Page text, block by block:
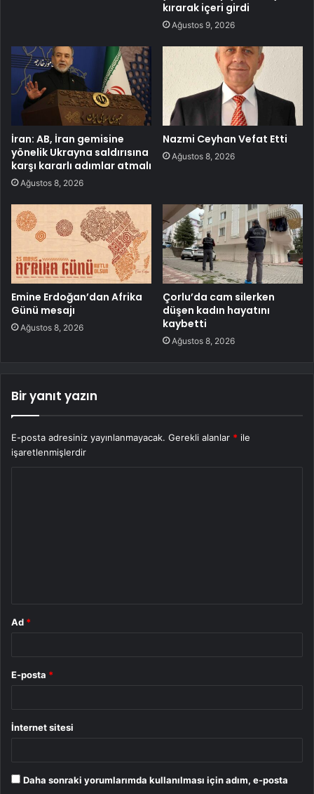
kırarak içeri girdi
Ağustos 9, 2026
İran: AB, İran gemisine
yönelik Ukrayna saldırısına
karşı kararlı adımlar atmalı
Ağustos 8, 2026
Nazmi Ceyhan Vefat Etti
Ağustos 8, 2026
Emine Erdoğan’dan Afrika
Günü mesajı
Ağustos 8, 2026
Çorlu’da cam silerken
düşen kadın hayatını
kaybetti
Ağustos 8, 2026
Bir yanıt yazın
E-posta adresiniz yayınlanmayacak. Gerekli alanlar * ile
işaretlenmişlerdir
Ad *
E-posta *
İnternet sitesi
Daha sonraki yorumlarımda kullanılması için adım, e-posta